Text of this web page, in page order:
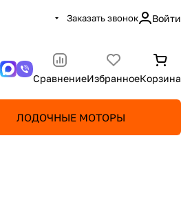
Заказать звонок Войти
СравнениеИзбранноеКорзина
ЛОДОЧНЫЕ МОТОРЫ